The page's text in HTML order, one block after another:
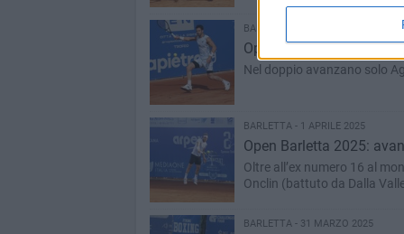
BARLETTA - 2 APRILE 2025
Open Barletta 2025:
Nel doppio avanzano solo
BARLETTA - 1 APRILE 2025
Open Barletta 2025:
Oltre all’ex numero 16 al
Onclin (battuto da Dalla
BARLETTA - 31 MARZO 2025